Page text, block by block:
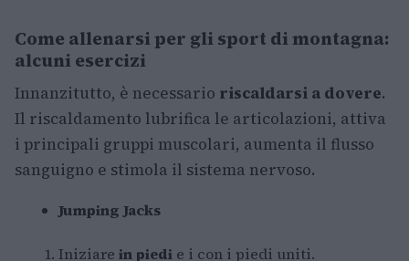
Come allenarsi per gli sport di montagna:
alcuni esercizi
Innanzitutto, è necessario riscaldarsi a dovere.
Il riscaldamento lubrifica le articolazioni, attiva
i principali gruppi muscolari, aumenta il flusso
sanguigno e stimola il sistema nervoso.
Jumping Jacks
Iniziare in piedi e i con i piedi uniti.